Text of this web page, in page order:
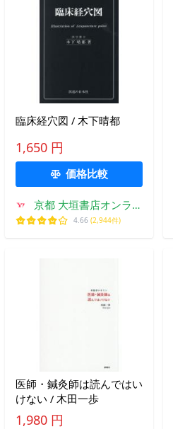
臨床経穴図 / 木下晴都
1,650 円
価格比較
京都 大垣書店オンライ
ン
4.66 (2,944件)
医師・鍼灸師は読んではい
けない / 木田一歩
1,980 円